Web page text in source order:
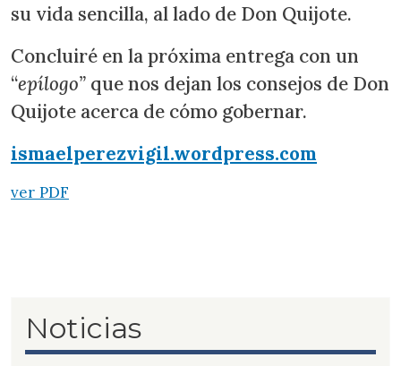
su vida sencilla, al lado de Don Quijote.
Concluiré en la próxima entrega con un
“epílogo” que nos dejan los consejos de Don
Quijote acerca de cómo gobernar.
ismaelperezvigil.wordpress.com
ver PDF
Noticias